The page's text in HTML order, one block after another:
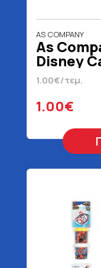
AS COMPANY
As
Disney
Για 3+
1.00€/τεμ.
1.00€